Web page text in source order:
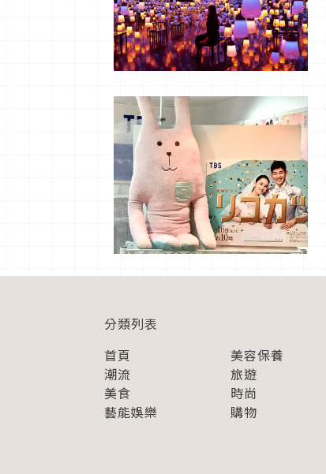
分類列表
首頁
美容保養
潮流
旅遊
美食
時尚
藝能娛樂
購物